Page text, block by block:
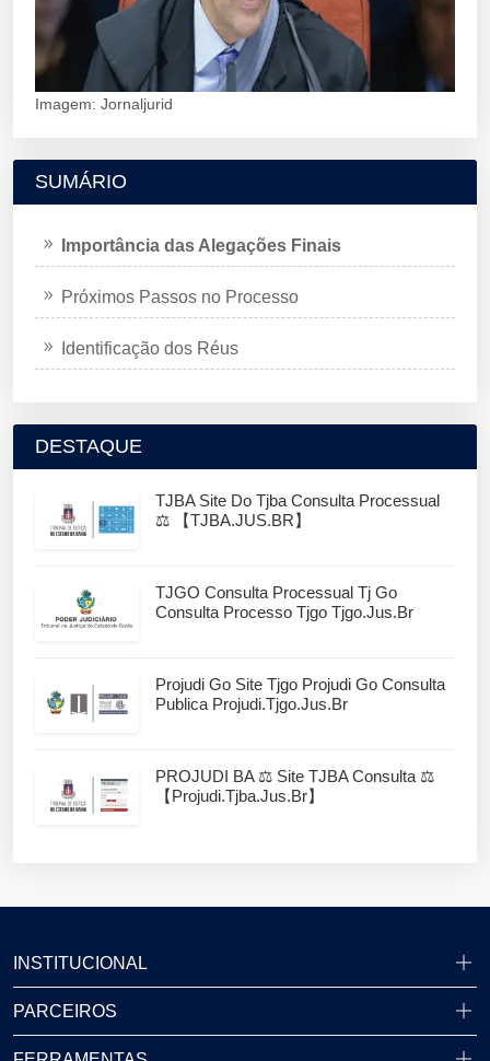
Imagem: Jornaljurid
SUMÁRIO
Importância das Alegações Finais
Próximos Passos no Processo
Identificação dos Réus
DESTAQUE
TJBA Site Do Tjba Consulta Processual
⚖️ 【TJBA.JUS.BR】
TJGO Consulta Processual Tj Go
Consulta Processo Tjgo Tjgo.jus.br
Projudi Go Site Tjgo Projudi Go Consulta
Publica Projudi.tjgo.jus.br
PROJUDI BA ⚖️ Site TJBA Consulta ⚖️
【projudi.tjba.jus.br】
INSTITUCIONAL
PARCEIROS